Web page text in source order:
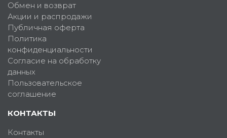
Обмен и возврат
Акции и распродажи
Публичная оферта
Политика
конфиденциальности
Согласие на обработку
данных
Пользовательское
соглашение
КОНТАКТЫ
Контакты